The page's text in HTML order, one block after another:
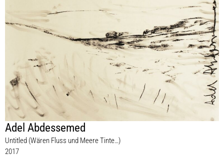
Adel Abdessemed
Untitled (Wären Fluss und Meere Tinte…)
2017